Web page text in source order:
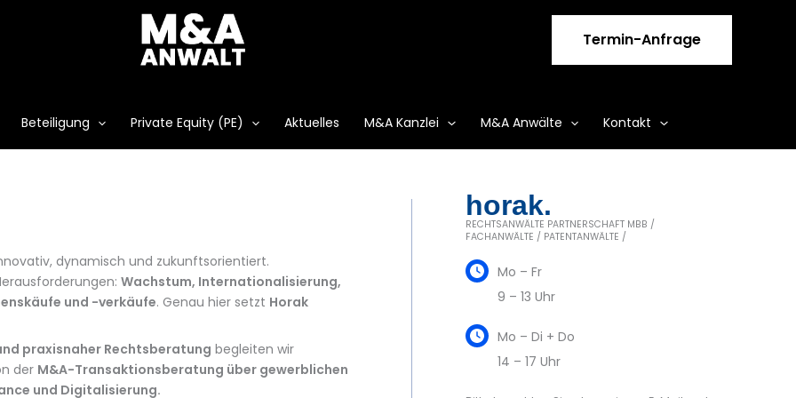
Termin-Anfrage
Beteiligung Private Equity (PE) Aktuelles M&A Kanzlei M&A Anwälte Kontakt
dynamisch und zukunftsorientiert.
Wachstum, Internationalisierung,
und -verkäufe. Genau hier setzt Horak
praxisnaher Rechtsberatung begleiten wir
der M&A-Transaktionsberatung über gewerblichen
und Digitalisierung.
horak.
RECHTSANWÄLTE PARTNERSCHAFT MBB /
FACHANWÄLTE / PATENTANWÄLTE /
Mo – Fr
9 – 13 Uhr
Mo – Di + Do
14 – 17 Uhr